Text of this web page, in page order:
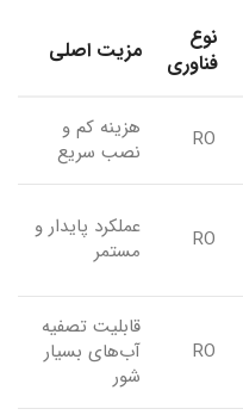
نوع
فناوری
مزیت اصلی
RO
هزینه کم و
نصب سریع
RO
عملکرد پایدار و
مستمر
RO
قابلیت تصفیه
آب‌های بسیار
شور